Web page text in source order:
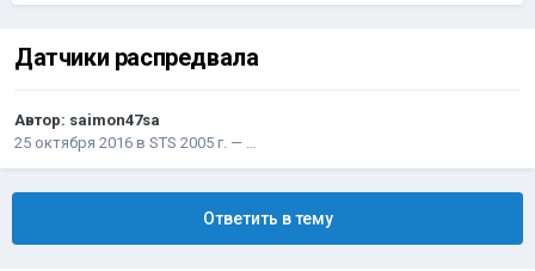
Датчики распредвала
Автор: saimon47sa
25 октября 2016 в STS 2005 г. — …
Ответить в тему